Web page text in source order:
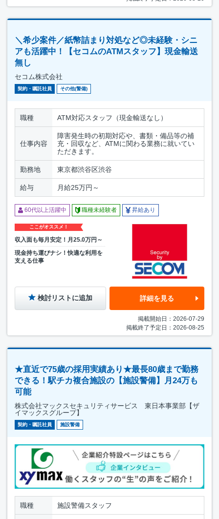
＼希少案件／紙幣詰まり対処など◎未経験・シニ
アも活躍中！【セコムのATMスタッフ】現金輸送
無し
セコム株式会社
契約・嘱託社員 その他(警備)
職種 ATM対応スタッフ（現金輸送なし）
仕事内容
障害発生時の初期対応や、書類・備品等の補
充・回収など、ATMに関わる業務に就いてい
ただきます。
勤務地 東京都渋谷区渋谷
給与 月給25万円～
60代以上活躍中 職種未経験者 昇給あり
ここがオススメ！
収入面も毎月安定！月25.0万円～
現金持ち運びナシ！快適な利用を
支える仕事
検討リストに追加 詳細を見る
掲載開始日：2026-07-29
掲載終了予定日：2026-08-25
★直近で75歳の採用実績あり★最長80歳まで勤務
できる！駅チカ複合施設の【施設警備】月24万も
可能
株式会社マックスセキュリティサービス 東日本事業部【ザ
イマックスグループ】
契約・嘱託社員 施設警備
職種 施設警備スタッフ